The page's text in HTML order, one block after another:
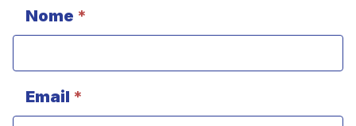
pagina
Nome *
Email *